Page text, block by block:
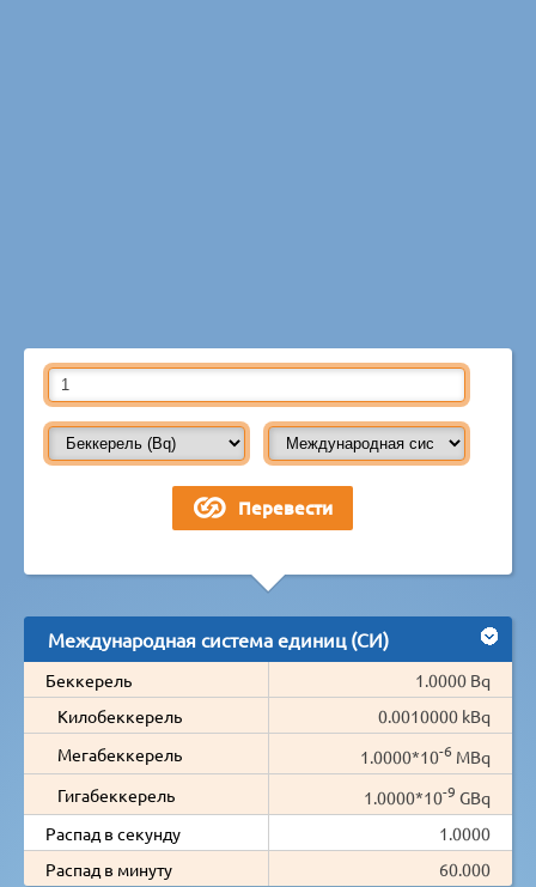
Международная система единиц (СИ)
Беккерель
1.0000 Bq
Килобеккерель
0.0010000 kBq
Мегабеккерель
1.0000*10-6 MBq
Гигабеккерель
1.0000*10-9 GBq
Распад в секунду
1.0000
Распад в минуту
60.000